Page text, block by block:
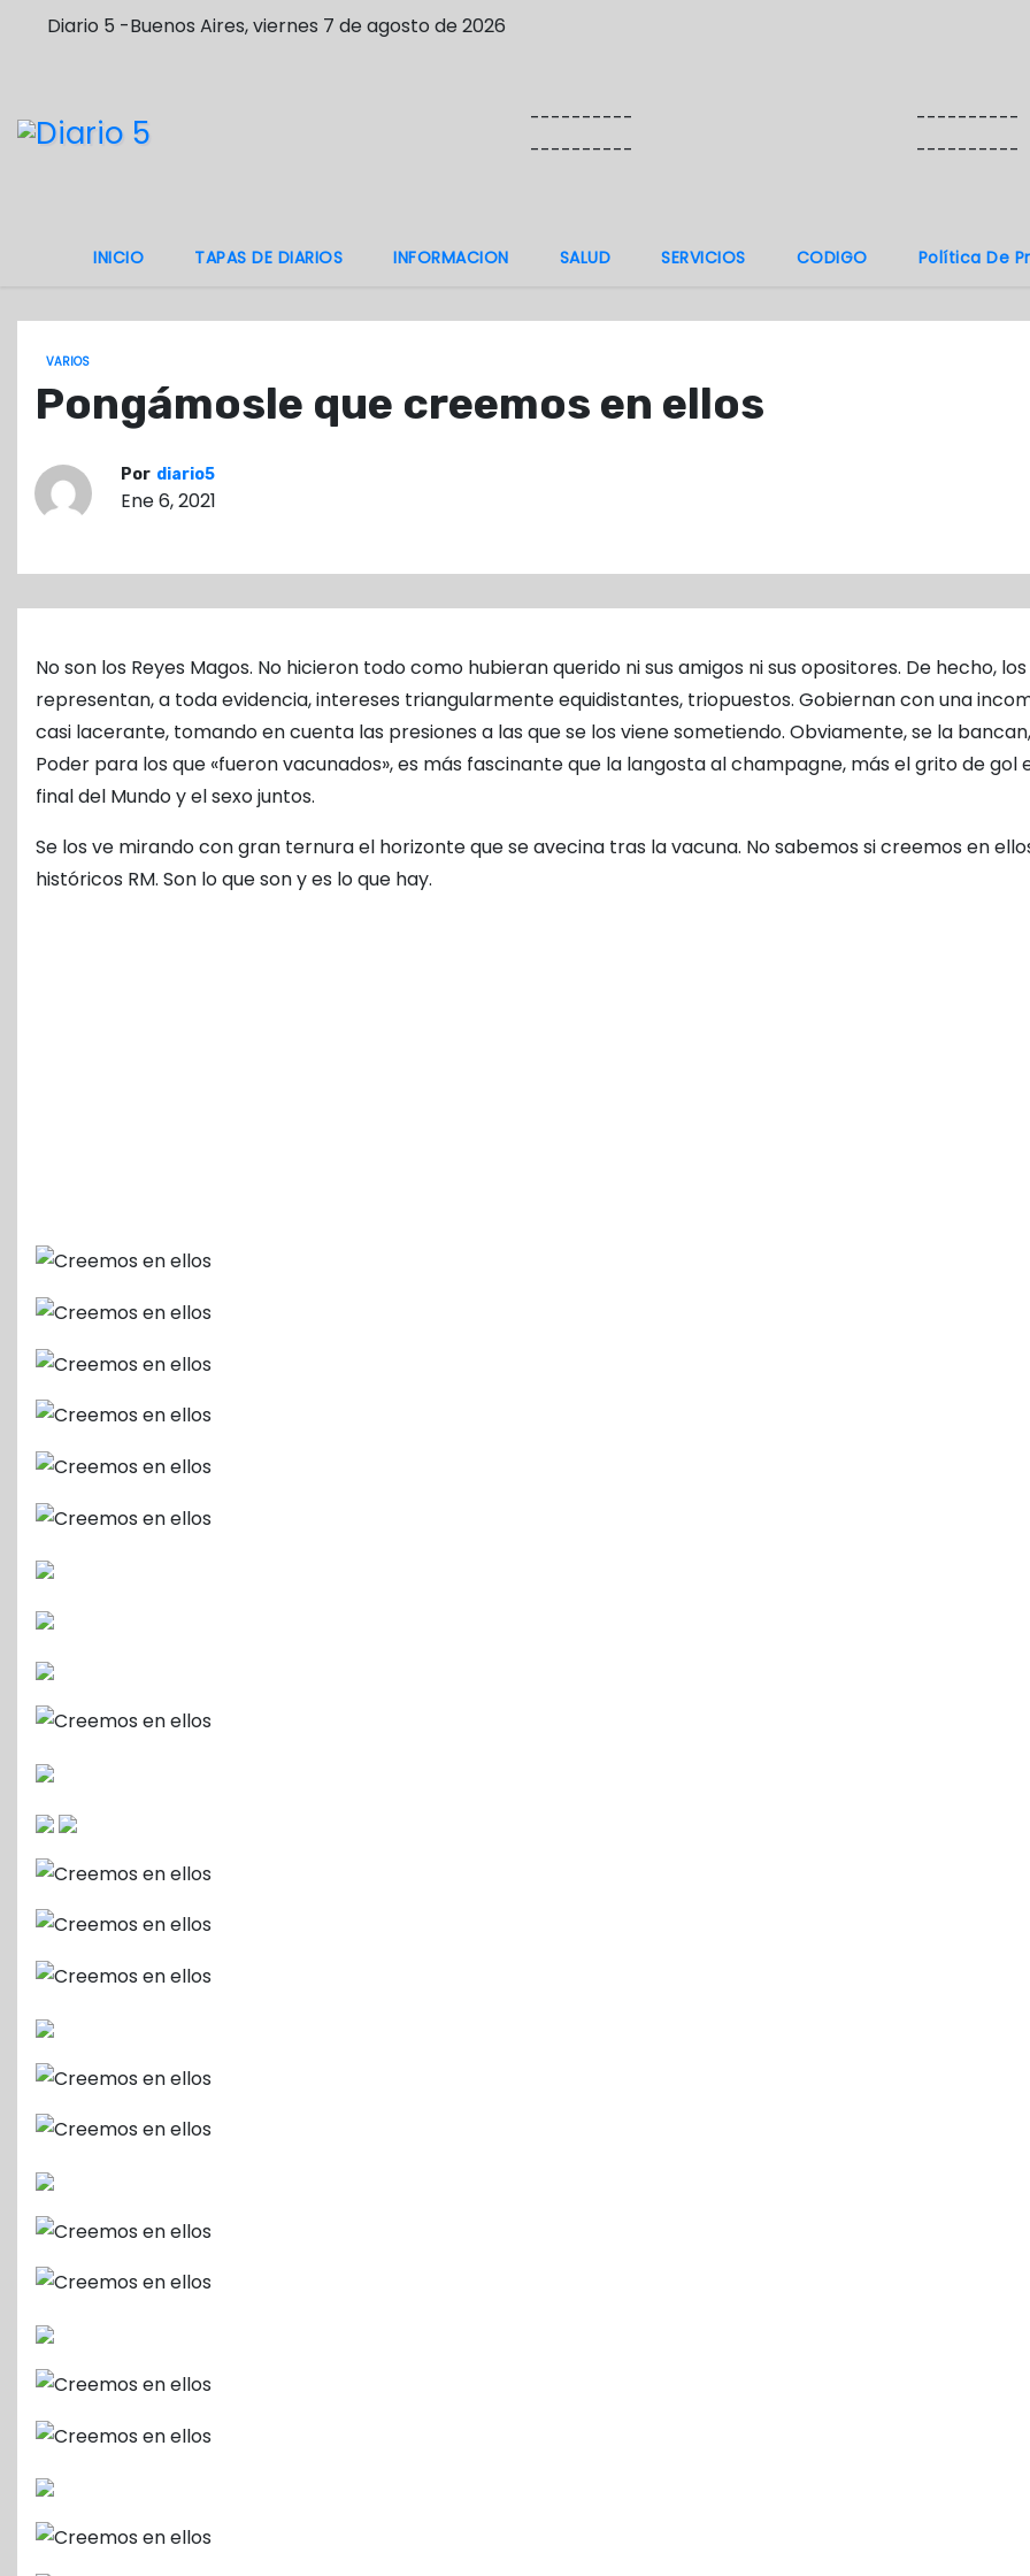
Diario 5 -Buenos Aires, viernes 7 de agosto de 2026
----------
----------
----------
----------
INICIO TAPAS DE DIARIOS INFORMACION SALUD SERVICIOS CODIGO Política De
VARIOS
Pongámosle que creemos en ellos
Por diario5
Ene 6, 2021
No son los Reyes Magos. No hicieron todo como hubieran querido ni sus amigos ni sus opositores. De hecho,
representan, a toda evidencia, intereses triangularmente equidistantes, triopuestos. Gobiernan con una
casi lacerante, tomando en cuenta las presiones a las que se los viene sometiendo. Obviamente, se la
Poder para los que «fueron vacunados», es más fascinante que la langosta al champagne, más el grito de gol
final del Mundo y el sexo juntos.
Se los ve mirando con gran ternura el horizonte que se avecina tras la vacuna. No sabemos si creemos en
históricos RM. Son lo que son y es lo que hay.